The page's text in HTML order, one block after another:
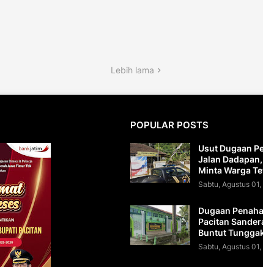
Lebih lama
POPULAR POSTS
Usut Dugaan
Jalan
Minta Warga
Sabtu, Agustus
Dugaan
Pacitan
Buntut
Sabtu, Agustus